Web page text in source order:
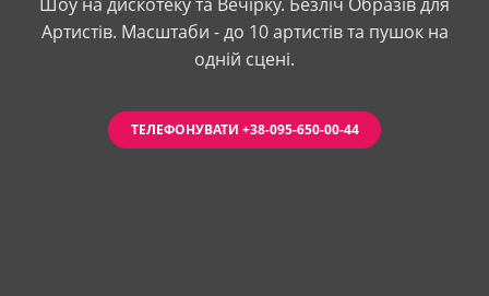
Артистів. Масштаби - до 10 артистів та пушок на
одній сцені.
ТЕЛЕФОНУВАТИ +38-095-650-00-44